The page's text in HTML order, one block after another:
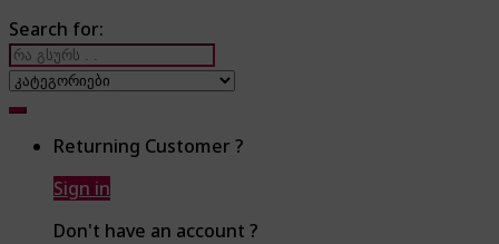
Search for:
Returning Customer ?
Sign in
Don't have an account ?